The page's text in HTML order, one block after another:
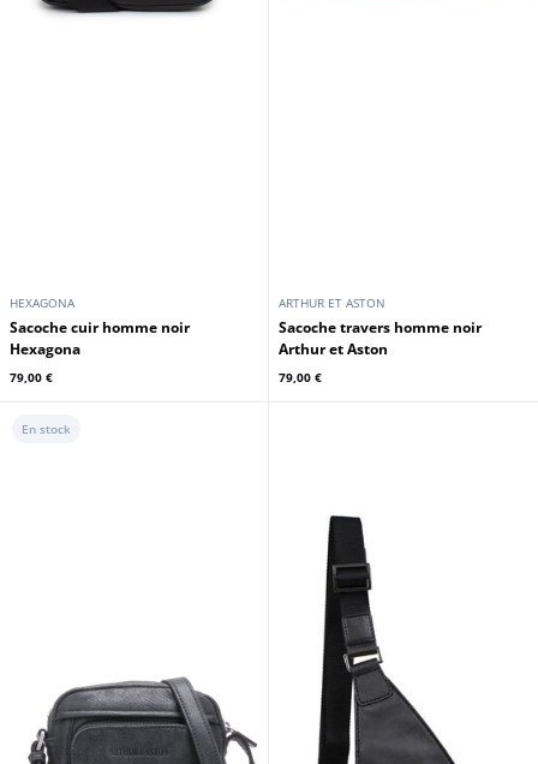
HEXAGONA
Sacoche cuir homme noir
Hexagona
79,00 €
ARTHUR ET ASTON
Sacoche travers homme noir
Arthur et Aston
79,00 €
En stock